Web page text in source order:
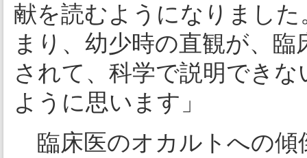
献を読むようになりまし
まり、幼少時の直観が、
されて、科学で説明でき
ように思います」
臨床医のオカルトへの傾